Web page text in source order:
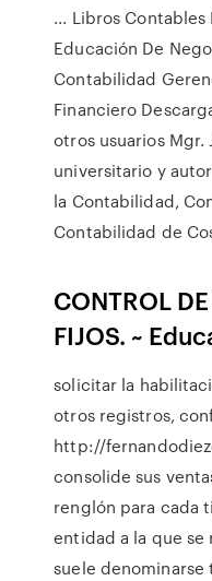
... Libros Contables
Educación De
Contabilidad
Financiero
otros usuarios Mgr.
universitario y
la Contabilidad,
Contabilidad de
CONTROL
FIJOS. ~
solicitar la
otros registros,
http://
consolide sus
renglón para cada
entidad a la que
suele